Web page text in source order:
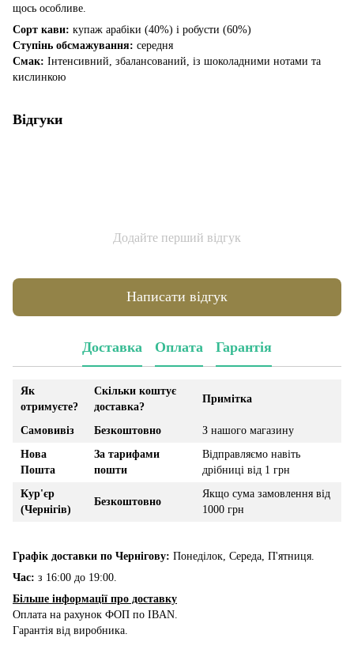
щось особливе.
Сорт кави: купаж арабіки (40%) і робусти (60%)
Ступінь обсмажування: середня
Смак: Інтенсивний, збалансований, із шоколадними нотами та
кислинкою
Відгуки
Додайте перший відгук
Написати відгук
Доставка Оплата Гарантія
Як
отримуєте?
Скільки коштує
доставка?
Примітка
Самовивіз Безкоштовно
З нашого магазину
Нова
Пошта
За тарифами
пошти
Відправляємо навіть
дрібниці від 1 грн
Кур'єр
(Чернігів)
Безкоштовно
Якщо сума замовлення від
1000 грн
Графік доставки по Чернігову: Понеділок, Середа, П'ятниця.
Час: з 16:00 до 19:00.
Більше інформації про доставку
Оплата на рахунок ФОП по IBAN.
Гарантія від виробника.